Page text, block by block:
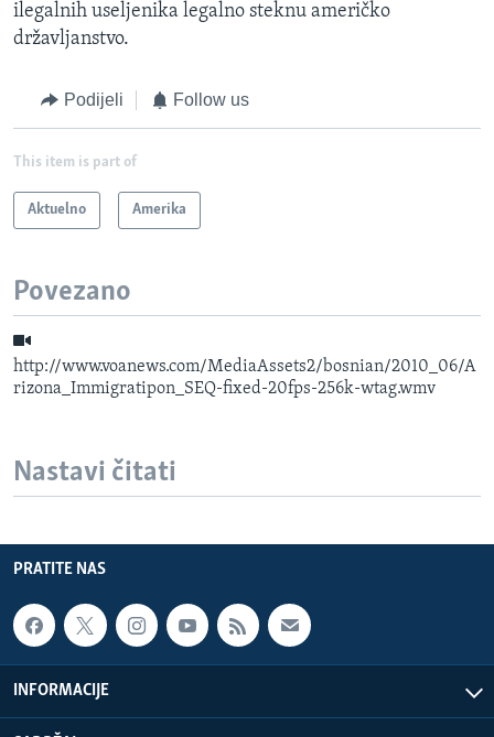
ilegalnih useljenika legalno steknu američko
državljanstvo.
Podijeli Follow us
This item is part of
Aktuelno Amerika
Povezano
http://www.voanews.com/MediaAssets2/bosnian/2010_06/A
rizona_Immigratipon_SEQ-fixed-20fps-256k-wtag.wmv
Nastavi čitati
PRATITE NAS
INFORMACIJE